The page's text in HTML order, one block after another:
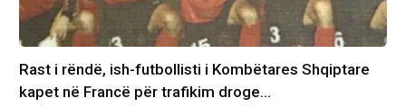
Rast i rëndë, ish-futbollisti i Kombëtares Shqiptare
kapet në Francë për trafikim droge…